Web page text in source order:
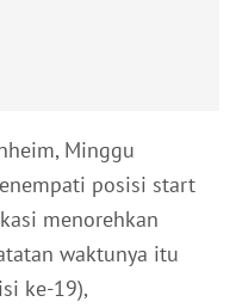
Minggu
posisi start
menorehkan
waktunya itu
ke-19),